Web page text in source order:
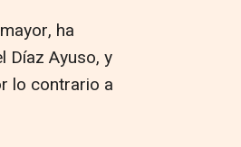
ha
Díaz Ayuso, y
lo contrario a